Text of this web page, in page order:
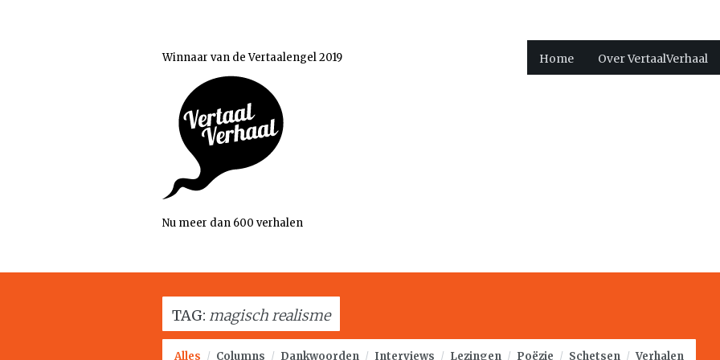
Winnaar van de Vertaalengel 2019
Nu meer dan 600 verhalen
Home Over VertaalVerhaal
TAG: magisch realisme
Alles / Columns / Dankwoorden / Interviews / Lezingen / Poëzie / Schetsen / Verhalen